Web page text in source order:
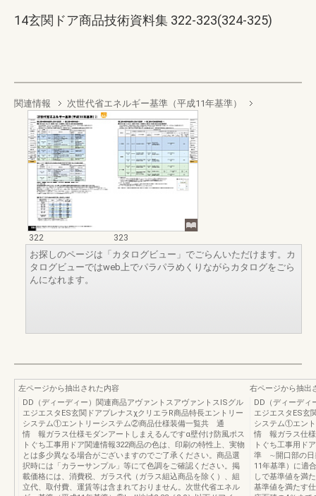
14玄関ドア商品技術資料集 322-323(324-325)
関連情報 次世代省エネルギー基準（平成11年基準）
322
323
お探しのページは「カタログビュー」でごらんいただけます。カ
タログビューではweb上でパラパラめくりながらカタログをごら
んになれます。
左ページから抽出された内容
DD（ディーディー）関連商品アヴァントスアヴァントスISグル
エジエスタES玄関ドアプレナスχクリエラR商品特長エントリー
システム①エントリーシステム②商品仕様装備一覧共 通
情 報ガラス仕様モダンアートしまえるんですα壁付け防風ポス
トぐち工事用ドア関連情報322商品の色は、印刷の特性上、実物
とは多少異なる場合がございますのでご了承ください。商品選
択時には「カラーサンプル」等にて色調をご確認ください。掲
載価格には、消費税、ガラス代（ガラス組込商品を除く）、組
立代、取付費、運賃等は含まれておりません。次世代省エネル
右ページから抽出
DD（ディーディ
エジエスタES玄
システム①エン
情 報ガラス仕様
トぐち工事用ド
準 ∼開口部の日
11年基準）に適
しで基準値を満
基準値を満たす